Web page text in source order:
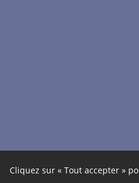
Cliquez sur « Tout accepter »